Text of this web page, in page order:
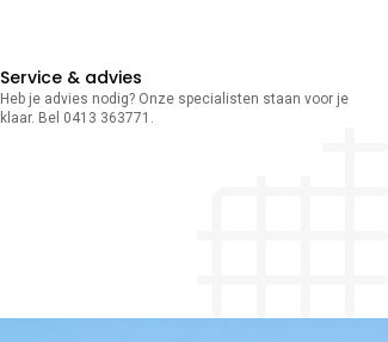
Service & advies
Heb je advies nodig? Onze specialisten staan voor je
klaar. Bel 0413 363771.